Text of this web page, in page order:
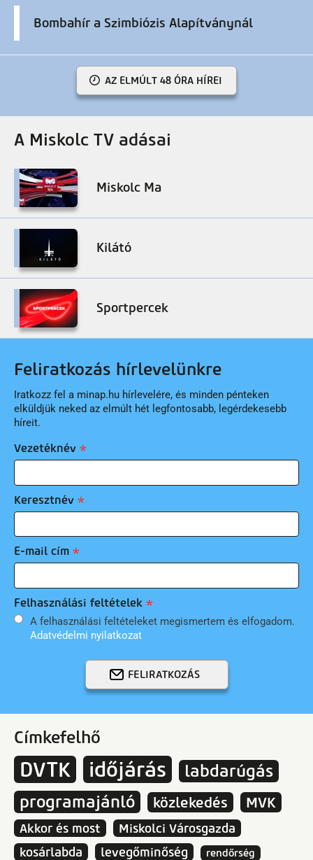
Bombahír a Szimbiózis Alapítványnál
AZ ELMÚLT 48 ÓRA HÍREI
A Miskolc TV adásai
Miskolc Ma
Kilátó
Sportpercek
Feliratkozás hírlevelünkre
Iratkozz fel a minap.hu hírlevelére, és minden pénteken
elküldjük neked az elmúlt hét legfontosabb, legérdekesebb
híreit.
Vezetéknév
Keresztnév
E-mail cím
Felhasználási feltételek
A felhasználási feltételeket megismertem és elfogadom.
Adatvédelmi nyilatkozat
FELIRATKOZÁS
Címkefelhő
DVTK időjárás
labdarúgás
programajánló
közlekedés MVK
Akkor és most
Miskolci Városgazda
kosárlabda
levegőminőség
rendőrség